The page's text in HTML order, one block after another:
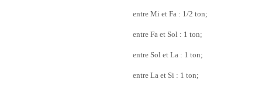
entre Mi et Fa : 1/2 ton;
entre Fa et Sol : 1 ton;
entre Sol et La : 1 ton;
entre La et Si : 1 ton;